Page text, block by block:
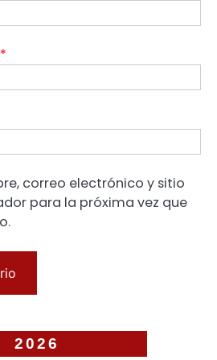
*
correo electrónico y sitio
para la próxima vez que
2026